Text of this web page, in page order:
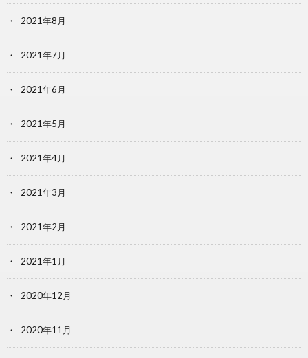
2021年8月
2021年7月
2021年6月
2021年5月
2021年4月
2021年3月
2021年2月
2021年1月
2020年12月
2020年11月